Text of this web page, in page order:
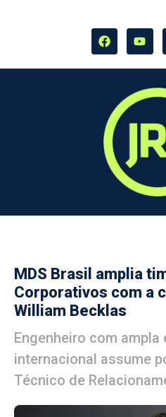
MDS Brasil amplia
Corporativos com a
William Becklas
Engenheiro com ampla
internacional assume
Técnico de